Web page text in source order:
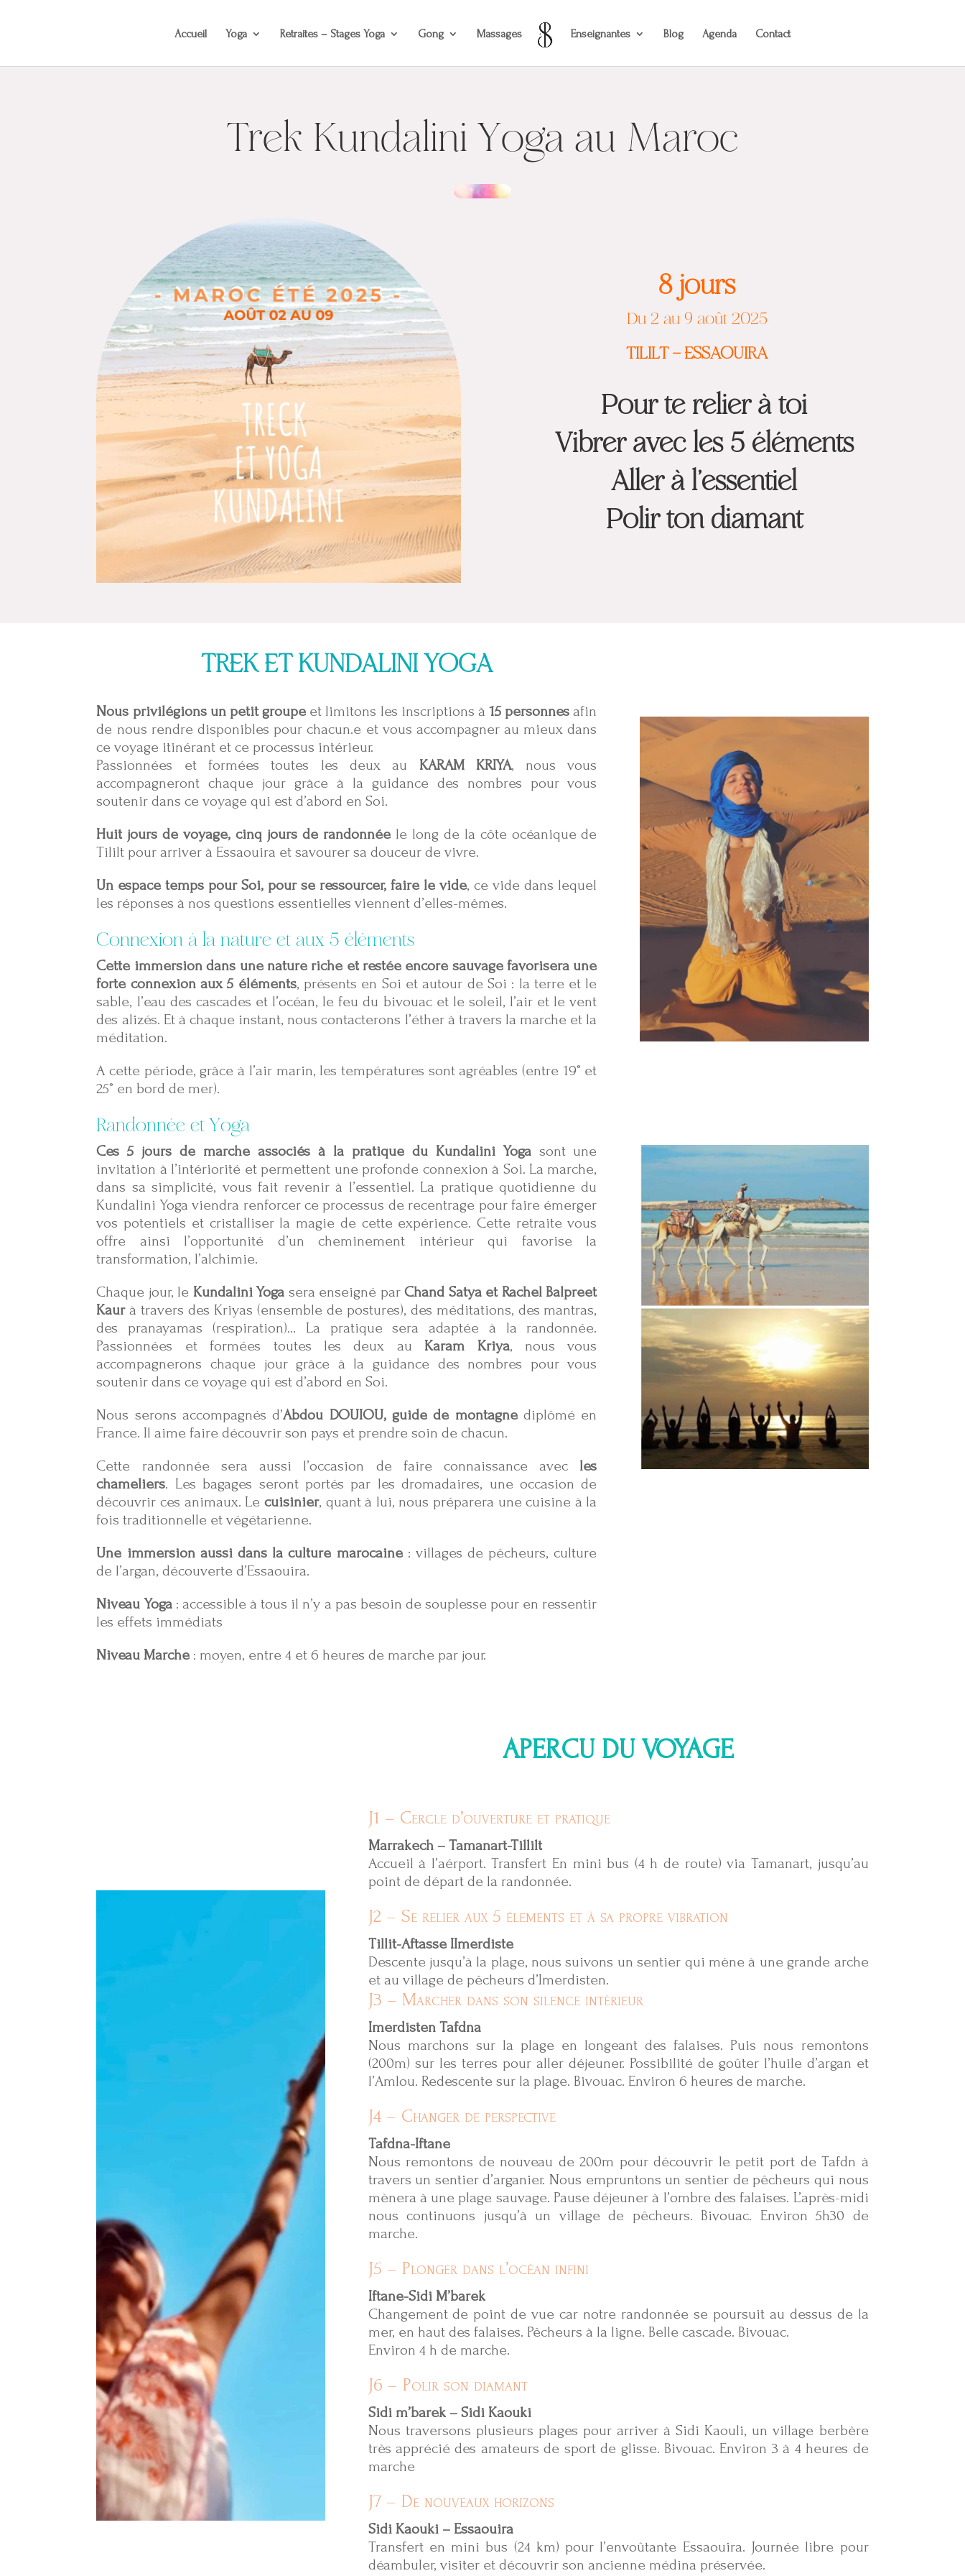
Accueil Yoga Retraites – Stages Yoga Gong Massages Enseignantes Blog Agenda Contact
Trek Kundalini Yoga au Maroc
8 jours
Du 2 au 9 août 2025
TILILT – ESSAOUIRA
Pour te relier à toi
Vibrer avec les 5 éléments
Aller à l’essentiel
Polir ton diamant
TREK ET KUNDALINI YOGA
Nous privilégions un petit groupe et limitons les inscriptions à15 personnes afin
de nous rendre disponibles pour chacun.e et vous accompagner au mieux dans
ce voyage itinérant et ce processus intérieur.
Passionnées et formées toutes les deux au KARAM KRIYA, nous vous
accompagneront chaque jour grâce à la guidance des nombres pour vous
soutenir dans ce voyage qui est d’abord en Soi.
Huit jours de voyage, cinq jours de randonnéele long de la côte océanique de
Tililt pour arriver à Essaouira et savourer sa douceur de vivre.
Un espace temps pour Soi, pour se ressourcer, faire le vide, ce vide dans lequel
les réponses à nos questions essentielles viennent d’elles-mêmes.
Connexion à la nature et aux 5 éléments
Cette immersion dans une nature riche et restée encore sauvage favorisera une
forte connexion aux 5 éléments, présents en Soi et autour de Soi : la terre et le
sable, l’eau des cascades et l’océan, le feu du bivouac et le soleil, l’air et le vent
des alizés. Et à chaque instant, nous contacterons l’éther à travers la marche et la
méditation.
A cette période, grâce à l’air marin, les températures sont agréables (entre 19° et
25° en bord de mer).
Randonnée et Yoga
Ces 5 jours de marche associés à la pratique du Kundalini Yogasont une
invitation à l’intériorité et permettent une profonde connexion à Soi. La marche,
dans sa simplicité, vous fait revenir à l’essentiel. La pratique quotidienne du
Kundalini Yoga viendra renforcer ce processus de recentrage pour faire émerger
vos potentiels et cristalliser la magie de cette expérience. Cette retraite vous
offre ainsi l’opportunité d’un cheminement intérieur qui favorise la
transformation, l’alchimie.
Chaque jour, le Kundalini Yoga sera enseigné parChand Satya et Rachel Balpreet
Kaurà travers des Kriyas (ensemble de postures), des méditations, des mantras,
des pranayamas (respiration)… La pratique sera adaptée à la randonnée.
Passionnées et formées toutes les deux au Karam Kriya, nous vous
accompagnerons chaque jour grâce à la guidance des nombres pour vous
soutenir dans ce voyage qui est d’abord en Soi.
Nous serons accompagnés d’Abdou DOUIOU, guide de montagnediplômé en
France. Il aime faire découvrir son pays et prendre soin de chacun.
Cette randonnée sera aussi l’occasion de faire connaissance avec les
chameliers. Les bagages seront portés par les dromadaires, une occasion de
découvrir ces animaux. Le cuisinier, quant à lui, nous préparera une cuisine à la
fois traditionnelle et végétarienne.
Une immersion aussi dans la culture marocaine: villages de pêcheurs, culture
de l’argan, découverte d’Essaouira.
Niveau Yoga: accessible à tous il n’y a pas besoin de souplesse pour en ressentir
les effets immédiats
Niveau Marche : moyen, entre 4 et 6 heures de marche par jour.
APERCU DU VOYAGE
J1 – Cercle d’ouverture et pratique
Marrakech – Tamanart-Tillilt
Accueil à l’aérport. Transfert En mini bus (4 h de route) via Tamanart, jusqu’au
point de départ de la randonnée.
J2 – Se relier aux 5 élements et à sa propre vibration
Tillit-Aftasse IImerdiste
Descente jusqu’à la plage, nous suivons un sentier qui mène à une grande arche
et au village de pêcheurs d’Imerdisten.
J3 – Marcher dans son silence intérieur
Imerdisten Tafdna
Nous marchons sur la plage en longeant des falaises. Puis nous remontons
(200m) sur les terres pour aller déjeuner. Possibilité de goûter l’huile d’argan et
l’Amlou. Redescente sur la plage. Bivouac. Environ 6 heures de marche.
J4 – Changer de perspective
Tafdna-Iftane
Nous remontons de nouveau de 200m pour découvrir le petit port de Tafdn à
travers un sentier d’arganier. Nous empruntons un sentier de pêcheurs qui nous
mènera à une plage sauvage. Pause déjeuner à l’ombre des falaises. L’après-midi
nous continuons jusqu’à un village de pêcheurs. Bivouac. Environ 5h30 de
marche.
J5 – Plonger dans l’océan infini
Iftane-Sidi M’barek
Changement de point de vue car notre randonnée se poursuit au dessus de la
mer, en haut des falaises. Pêcheurs à la ligne. Belle cascade. Bivouac.
Environ 4 h de marche.
J6 – Polir son diamant
Sidi m’barek – Sidi Kaouki
Nous traversons plusieurs plages pour arriver à Sidi Kaouli, un village berbère
très apprécié des amateurs de sport de glisse. Bivouac. Environ 3 à 4 heures de
marche
J7 – De nouveaux horizons
Sidi Kaouki – Essaouira
Transfert en mini bus (24 km) pour l’envoûtante Essaouira. Journée libre pour
déambuler, visiter et découvrir son ancienne médina préservée.